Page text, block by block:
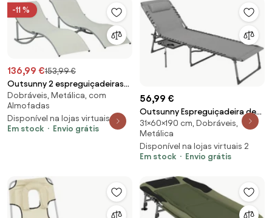
com Apoio para Pés e Mesas
Laterais, Trama em PE, Cadeira
para Varanda, Vermelho+Branco
| Aosom Portugal
-11 %
136,99 €153,99 €
Outsunny 2 espreguiçadeiras
ergonômicas dobráveis ​​em
forma de S com estrutura de
alumínio Textilene para jardim e
varanda | Aosom Portugal
Dobráveis, Metálica, com
Almofadas
Disponível na lojas virtuais 3
Em stock
Envio grátis
56,99 €
Outsunny Espreguiçadeira de
Praia Dobrável Jardim Encosto
Ajustável Apoio Cabeça Bolsa
Lateral Bandeja Portátil
190x60x31 cm Cinza | Aosom
31×60×190 cm, Dobráveis,
Metálica
Disponível na lojas virtuais 2
Em stock
Envio grátis